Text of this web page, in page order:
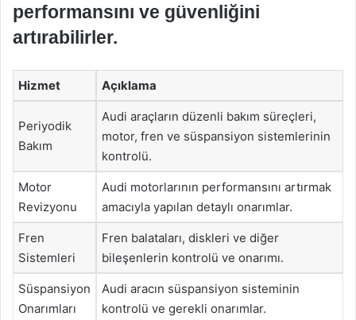
performansını ve güvenliğini
artırabilirler.
Hizmet Açıklama
Periyodik
Bakım
Audi araçların düzenli bakım süreçleri,
motor, fren ve süspansiyon sistemlerinin
kontrolü.
Motor
Revizyonu
Audi motorlarının performansını artırmak
amacıyla yapılan detaylı onarımlar.
Fren
Sistemleri
Fren balataları, diskleri ve diğer
bileşenlerin kontrolü ve onarımı.
Süspansiyon
Onarımları
Audi aracın süspansiyon sisteminin
kontrolü ve gerekli onarımlar.